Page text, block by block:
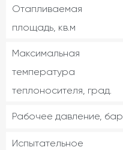
Отапливаемая
площадь, кв.м
Максимальная
температура
теплоносителя, град.
Рабочее давление, бар
Испытательное